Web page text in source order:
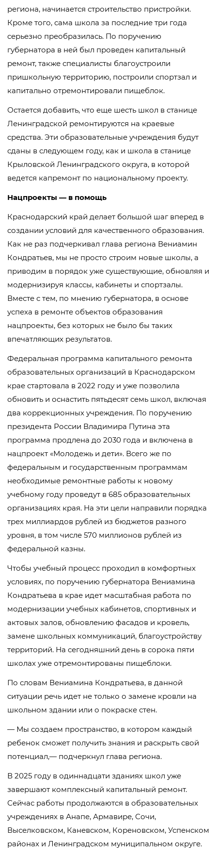
региона, начинается строительство пристройки.
Кроме того, сама школа за последние три года
серьезно преобразилась. По поручению
губернатора в ней был проведен капитальный
ремонт, также специалисты благоустроили
пришкольную территорию, построили спортзал и
капитально отремонтировали пищеблок.
Остается добавить, что еще шесть школ в станице
Ленинградской ремонтируются на краевые
средства. Эти образовательные учреждения будут
сданы в следующем году, как и школа в станице
Крыловской Ленинградского округа, в которой
ведется капремонт по национальному проекту.
Нацпроекты — в помощь
Краснодарский край делает большой шаг вперед в
создании условий для качественного образования.
Как не раз подчеркивал глава региона Вениамин
Кондратьев, мы не просто строим новые школы, а
приводим в порядок уже существующие, обновляя и
модернизируя классы, кабинеты и спортзалы.
Вместе с тем, по мнению губернатора, в основе
успеха в ремонте объектов образования
нацпроекты, без которых не было бы таких
впечатляющих результатов.
Федеральная программа капитального ремонта
образовательных организаций в Краснодарском
крае стартовала в 2022 году и уже позволила
обновить и оснастить пятьдесят семь школ, включая
два коррекционных учреждения. По поручению
президента России Владимира Путина эта
программа продлена до 2030 года и включена в
нацпроект «Молодежь и дети». Всего же по
федеральным и государственным программам
необходимые ремонтные работы к новому
учебному году проведут в 685 образовательных
организациях края. На эти цели направили порядка
трех миллиардов рублей из бюджетов разного
уровня, в том числе 570 миллионов рублей из
федеральной казны.
Чтобы учебный процесс проходил в комфортных
условиях, по поручению губернатора Вениамина
Кондратьева в крае идет масштабная работа по
модернизации учебных кабинетов, спортивных и
актовых залов, обновлению фасадов и кровель,
замене школьных коммуникаций, благоустройству
территорий. На сегодняшний день в сорока пяти
школах уже отремонтированы пищеблоки.
По словам Вениамина Кондратьева, в данной
ситуации речь идет не только о замене кровли на
школьном здании или о покраске стен.
— Мы создаем пространство, в котором каждый
ребенок сможет получить знания и раскрыть свой
потенциал,— подчеркнул глава региона.
В 2025 году в одиннадцати зданиях школ уже
завершают комплексный капитальный ремонт.
Сейчас работы продолжаются в образовательных
учреждениях в Анапе, Армавире, Сочи,
Выселковском, Каневском, Кореновском, Успенском
районах и Ленинградском муниципальном округе.